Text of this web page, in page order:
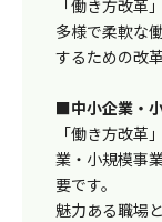
「働き方改革
多様で柔軟な
するための改革
■中小企業・
「働き方改革
業・小規模事
要です。
魅力ある職場